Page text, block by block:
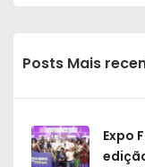
Posts Mais
Expo